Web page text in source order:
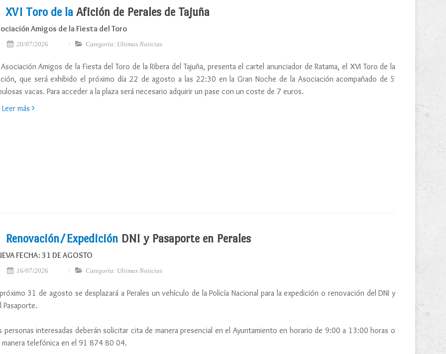
XVI Toro de la Afición de Perales de Tajuña
Amigos de la Fiesta del Toro
20/07/2026 Categoría: Ultimas Noticias
Asociación Amigos de la Fiesta del Toro de la Ribera del Tajuña, presenta el cartel anunciador de Ratama, el XVI Toro de la
que será exhibido el próximo día 22 de agosto a las 22:30 en la Gran Noche de la Asociación acompañado de 5
vacas. Para acceder a la plaza será necesario adquirir un pase con un coste de 7 euros.
Leer más
Renovación/Expedición DNI y Pasaporte en Perales
FECHA: 31 DE AGOSTO
16/07/2026 Categoría: Ultimas Noticias
31 de agosto se desplazará a Perales un vehículo de la Policía Nacional para la expedición o renovación del DNI y
Pasaporte.
personas interesadas deberán solicitar cita de manera presencial en el Ayuntamiento en horario de 9:00 a 13:00 horas o
manera telefónica en el 91 874 80 04.